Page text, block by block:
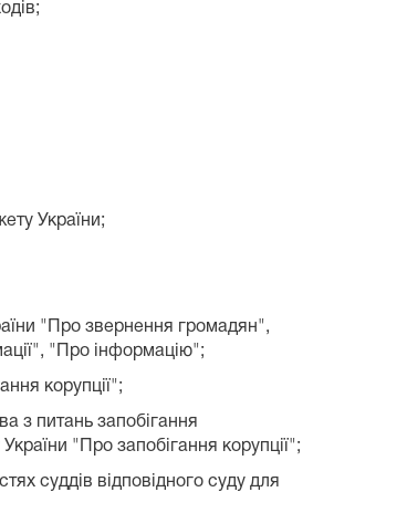
України;
"Про звернення громадян",
"Про інформацію";
корупції";
з питань запобігання
"Про запобігання корупції";
суддів відповідного суду для